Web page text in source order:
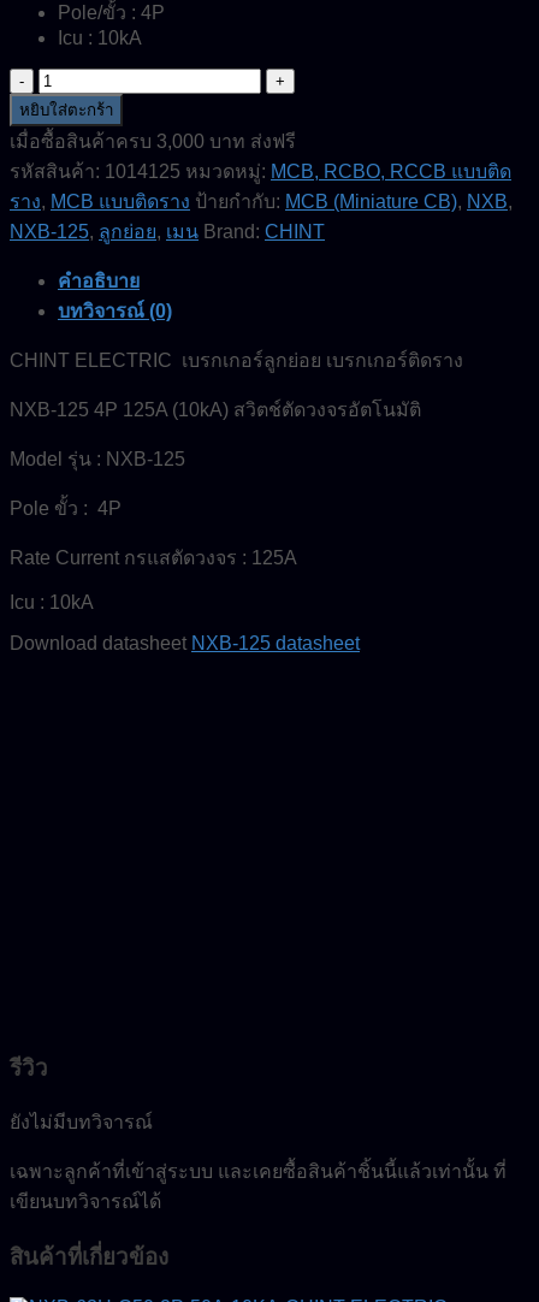
Pole/ขั้ว : 4P
Icu : 10kA
จำนวน
NXB-
125-
4P-
125A-
10kA-
MCB-
CHINT
ชิ้น
หยิบใส่ตะกร้า
เมื่อซื้อสินค้าครบ 3,000 บาท ส่งฟรี
รหัสสินค้า: 1014125 หมวดหมู่: MCB, RCBO, RCCB แบบติด
ราง, MCB แบบติดราง ป้ายกำกับ: MCB (Miniature CB), NXB,
NXB-125, ลูกย่อย, เมน Brand: CHINT
คำอธิบาย
บทวิจารณ์ (0)
CHINT ELECTRIC เบรกเกอร์ลูกย่อย เบรกเกอร์ติดราง
NXB-125 4P 125A (10kA) สวิตช์ตัดวงจรอัตโนมัติ
Model รุ่น : NXB-125
Pole ขั้ว : 4P
Rate Current กรแสตัดวงจร : 125A
Icu : 10kA
Download datasheet NXB-125 datasheet
รีวิว
ยังไม่มีบทวิจารณ์
เฉพาะลูกค้าที่เข้าสู่ระบบ และเคยซื้อสินค้าชิ้นนี้แล้วเท่านั้น ที่
เขียนบทวิจารณ์ได้
สินค้าที่เกี่ยวข้อง